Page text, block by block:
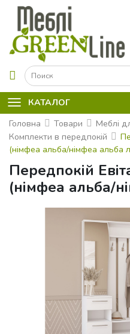
☰
КАТАЛОГ
Головна
Товари
Меблі
Комплекти в передпокій
(німфеа альба/німфеа альба
Передпокій
(німфеа альба/